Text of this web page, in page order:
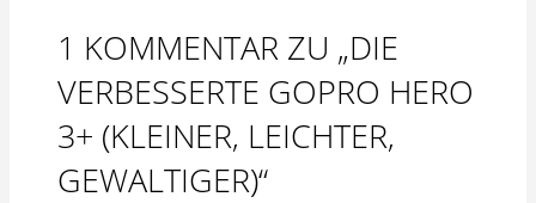
1 KOMMENTAR ZU „DIE
VERBESSERTE GOPRO HERO
3+ (KLEINER, LEICHTER,
GEWALTIGER)“